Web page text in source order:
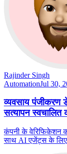
Rajinder Singh
AutomationJul 30,
व्यवसाय पंजीकरण
सत्यापन स्वचालित
कंपनी के वेरिफिकेशन
साथ AI एजेंट्स के